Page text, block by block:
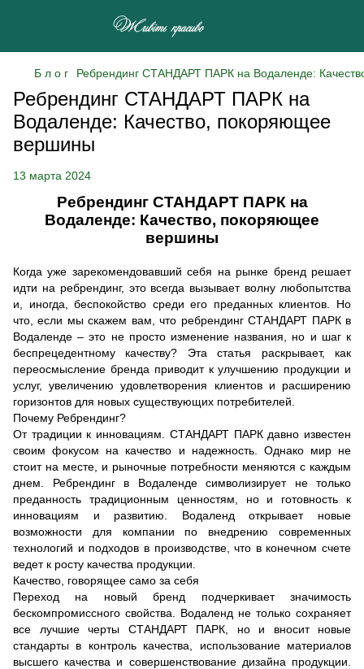
Б л о г Ребрендинг СТАНДАРТ ПАРК на Водаленде:
Ребрендинг СТАНДАРТ ПАРК на
Водаленде: Качество, покоряющее
вершины
13 марта 2024
Ребрендинг СТАНДАРТ ПАРК на
Водаленде: Качество, покоряющее
вершины
Когда уже зарекомендовавший себя на рынке бренд решает
идти на ребрендинг, это всегда вызывает волну любопытства
и, иногда, беспокойство среди его преданных клиентов. Но
что, если мы скажем вам, что ребрендинг СТАНДАРТ ПАРК в
Водаленде – это не просто изменение названия, но и шаг к
беспрецедентному качеству? Эта статья раскрывает, как
переосмысление бренда приводит к улучшению продукции и
услуг, увеличению удовлетворения клиентов и расширению
горизонтов для новых существующих потребителей.
Почему Ребрендинг?
От традиции к инновациям. СТАНДАРТ ПАРК давно известен
своим фокусом на качество и надежность. Однако мир не
стоит на месте, и рыночные потребности меняются с каждым
днем. Ребрендинг в Водаленде символизирует не только
преданность традиционным ценностям, но и готовность к
инновациям и развитию. Водаленд открывает новые
возможности для компании по внедрению современных
технологий и подходов в производстве, что в конечном счете
ведет к росту качества продукции.
Качество, говорящее само за себя
Переход на новый бренд подчеркивает значимость
бескомпромиссного свойства. Водаленд не только сохраняет
все лучшие черты СТАНДАРТ ПАРК, но и вносит новые
стандарты в контроль качества, использование материалов
высшего качества и совершенствование дизайна продукции.